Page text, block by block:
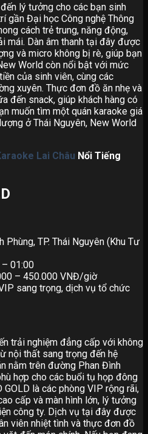
lý tưởng cho các bạn sinh
gần Đại học Công nghệ Thông
cách trẻ trung, năng động,
mái. Dàn âm thanh tại đây được
và micro không bị rè, giúp bạn
World còn nổi bật với mức
của sinh viên, cùng các
xuyên. Thực đơn đồ ăn nhẹ và
đến snack, giúp khách hàng có
muốn tìm một quán karaoke giá
ở Thái Nguyên, New World
Lai Châu Nổi Tiếng
Phùng, TP. Thái Nguyên (Khu Tư
– 01:00
– 450.000 VNĐ/giờ
sang trọng, dịch vụ tổ chức
trải nghiệm đẳng cấp với không
nội thất sang trọng đến hệ
nằm trên đường Phan Đình
hợp cho các buổi tụ họp đông
là các phòng VIP rộng rãi,
cấp và màn hình lớn, lý tưởng
công ty. Dịch vụ tại đây được
viên nhiệt tình và thực đơn đồ